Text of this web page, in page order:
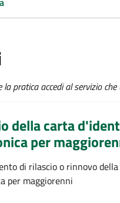
la pratica accedi al servizio
della carta
per
di rilascio o rinnovo
per maggiorenni